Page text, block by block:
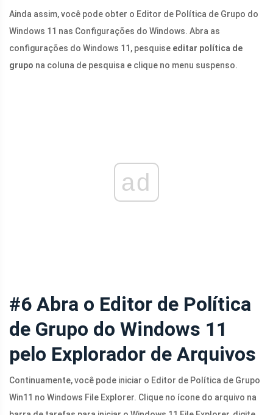
Ainda assim, você pode obter o Editor de Política de Grupo do
Windows 11 nas Configurações do Windows. Abra as
configurações do Windows 11, pesquise editar política de
grupo na coluna de pesquisa e clique no menu suspenso.
ad
#6 Abra o Editor de Política
de Grupo do Windows 11
pelo Explorador de Arquivos
Continuamente, você pode iniciar o Editor de Política de Grupo
Win11 no Windows File Explorer. Clique no ícone do arquivo na